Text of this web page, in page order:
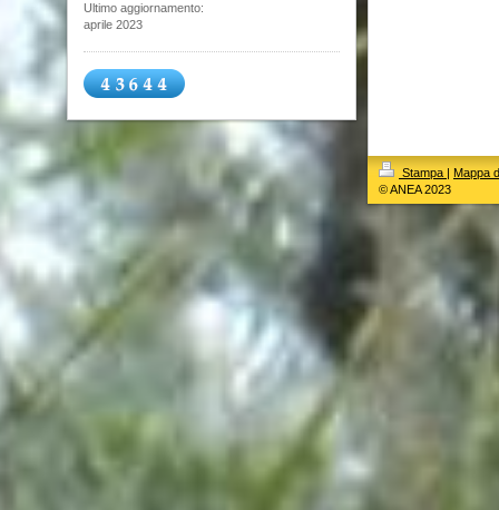
Ultimo aggiornamento:
aprile 2023
Stampa | Mappa
© ANEA 2023